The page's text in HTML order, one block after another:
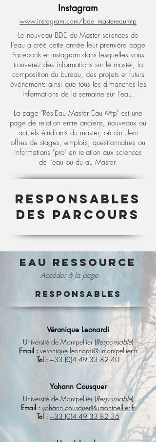
Instagram
www.instagram.com/bde_mastereaumtp
Le nouveau BDE du Master sciences de
l’eau a créé cette année leur première page
Facebook et Instagram dans lesquelles vous
trouverez des informations sur le master, la
composition du bureau, des projets et futurs
évènements ainsi que tous les dimanches les
informations de la semaine sur l’eau.
La page "Rés'Eau Master Eau Mtp" est une
page de relation entre anciens, nouveaux ou
actuels étudiants du master, où circulent
offres de stages, emplois, questionnaires ou
informations "pro" en relation aux sciences
de l’eau ou du au Master.
Responsables
des parcours
EAU ressource
Accéder à la page
Responsables
Véronique Leonardi
Université de Montpellier (Responsable)
Email : veronique.leonardi@umontpellier.fr
Tel : +33 (0)4 49 33 82 40
Yohann Cousquer
Université de Montpellier (Responsable)
Email : yohann.cousquer@umontpellier.fr
Tel : +33 (0)4 49 33 82 36